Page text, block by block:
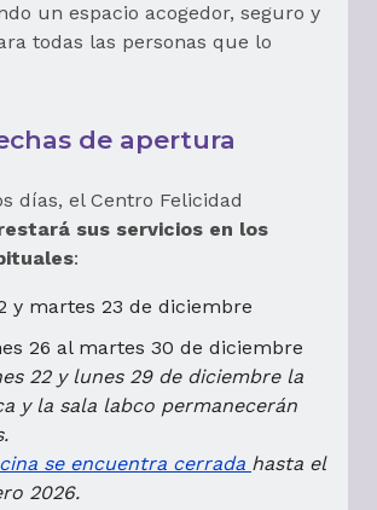
un espacio acogedor, seguro y
todas las personas que lo
de apertura
días, el Centro Felicidad
sus servicios en los
:
y martes 23 de diciembre
26 al martes 30 de diciembre
22 y lunes 29 de diciembre la
y la sala labco permanecerán
se encuentra cerrada hasta el
2026.